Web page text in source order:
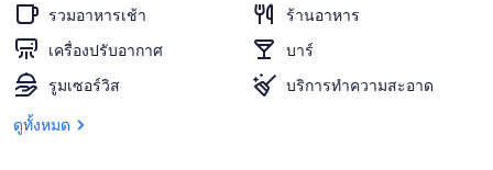
รวมอาหารเช้าแบบคอนติเนนทัล ทุกวัน
รวมอาหารเช้า
ร้านอาหาร
เครื่องปรับอากาศ
บาร์
รูมเซอร์วิส
บริการทำความสะอาด
ดูทั้งหมด